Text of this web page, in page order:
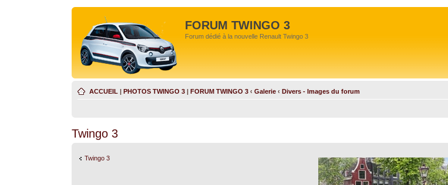
FORUM TWINGO 3
Forum dédié à la nouvelle Renault Twingo 3
ACCUEIL | PHOTOS TWINGO 3 | FORUM TWINGO 3 ‹ Galerie ‹ Divers - Images du forum
Twingo 3
Twingo 3